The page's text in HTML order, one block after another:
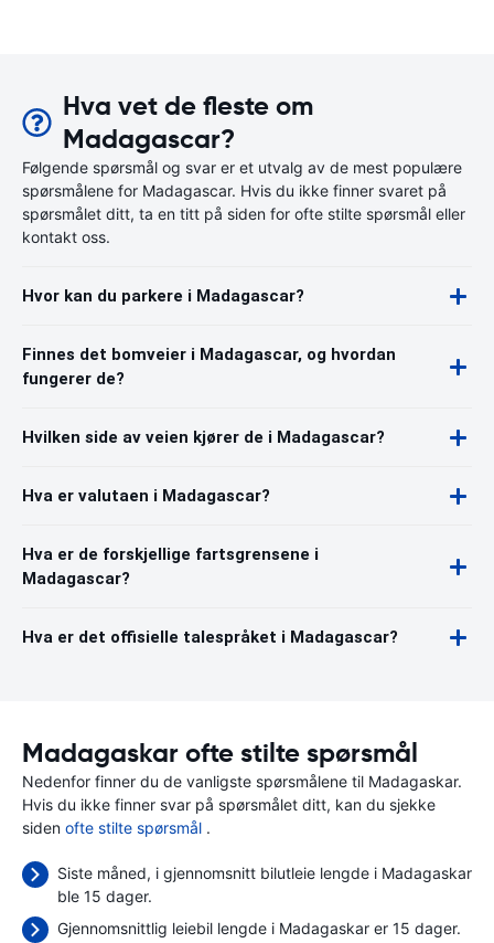
Hva vet de fleste om
Madagascar?
Følgende spørsmål og svar er et utvalg av de mest populære
spørsmålene for Madagascar. Hvis du ikke finner svaret på
spørsmålet ditt, ta en titt på siden for ofte stilte spørsmål eller
kontakt oss.
Hvor kan du parkere i Madagascar?
Finnes det bomveier i Madagascar, og hvordan
fungerer de?
Hvilken side av veien kjører de i Madagascar?
Hva er valutaen i Madagascar?
Hva er de forskjellige fartsgrensene i
Madagascar?
Hva er det offisielle talespråket i Madagascar?
Madagaskar ofte stilte spørsmål
Nedenfor finner du de vanligste spørsmålene til Madagaskar.
Hvis du ikke finner svar på spørsmålet ditt, kan du sjekke
siden ofte stilte spørsmål .
Siste måned, i gjennomsnitt bilutleie lengde i Madagaskar
ble 15 dager.
Gjennomsnittlig leiebil lengde i Madagaskar er 15 dager.